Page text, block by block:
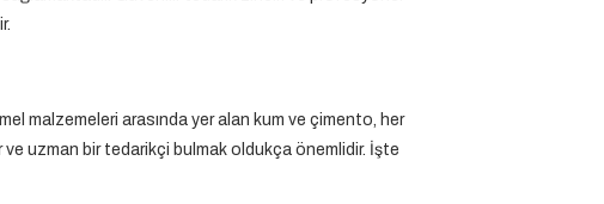
malzemeleri arasında yer alan kum ve çimento, her
uzman bir tedarikçi bulmak oldukça önemlidir. İşte